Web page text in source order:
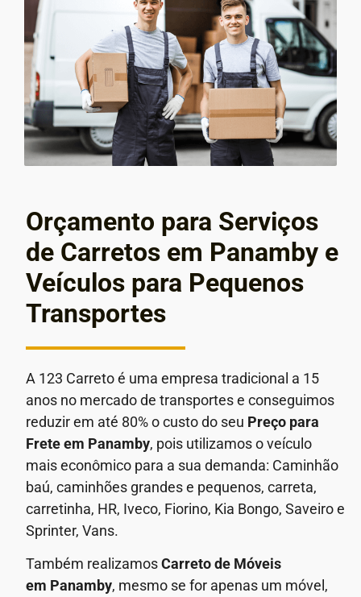
Orçamento para Serviços
de Carretos em Panamby e
Veículos para Pequenos
Transportes
A 123 Carreto é uma empresa tradicional a 15
anos no mercado de transportes e conseguimos
reduzir em até 80% o custo do seu Preço para
Frete em Panamby, pois utilizamos o veículo
mais econômico para a sua demanda: Caminhão
baú, caminhões grandes e pequenos, carreta,
carretinha, HR, Iveco, Fiorino, Kia Bongo, Saveiro e
Sprinter, Vans.
Também realizamosCarreto de Móveis
em Panamby, mesmo se for apenas um móvel,